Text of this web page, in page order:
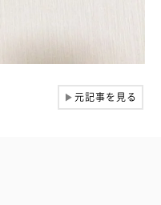
▶元記事を見る